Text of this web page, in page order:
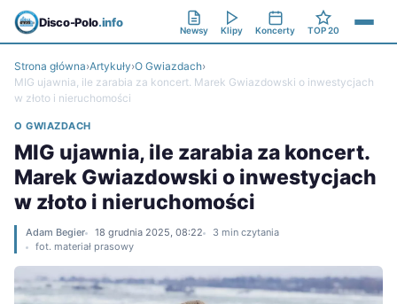
Disco-Polo.info
Newsy Klipy Koncerty TOP 20
Strona główna›Artykuły›O Gwiazdach›
MIG ujawnia, ile zarabia za koncert. Marek Gwiazdowski o inwestycjach
w złoto i nieruchomości
O GWIAZDACH
MIG ujawnia, ile zarabia za koncert.
Marek Gwiazdowski o inwestycjach
w złoto i nieruchomości
Adam Begier 18 grudnia 2025, 08:22
3 min czytania
fot. materiał prasowy